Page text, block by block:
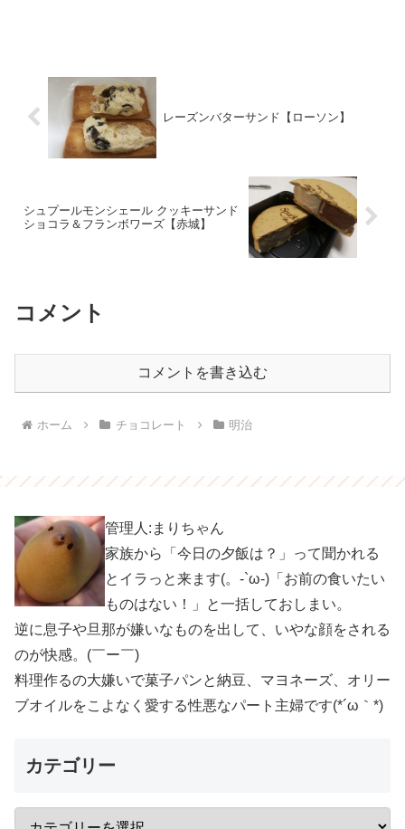
レーズンバターサンド【ローソン】
シュプールモンシェール クッキーサンド
ショコラ＆フランボワーズ【赤城】
コメント
コメントを書き込む
ホーム チョコレート 明治
管理人:まりちゃん
家族から「今日の夕飯は？」って聞かれる
とイラっと来ます(。-`ω-)「お前の食いたい
ものはない！」と一括しておしまい。
逆に息子や旦那が嫌いなものを出して、いやな顔をされる
のが快感。(￣ー￣)
料理作るの大嫌いで菓子パンと納豆、マヨネーズ、オリー
ブオイルをこよなく愛する性悪なパート主婦です(*´ω｀*)
カテゴリー